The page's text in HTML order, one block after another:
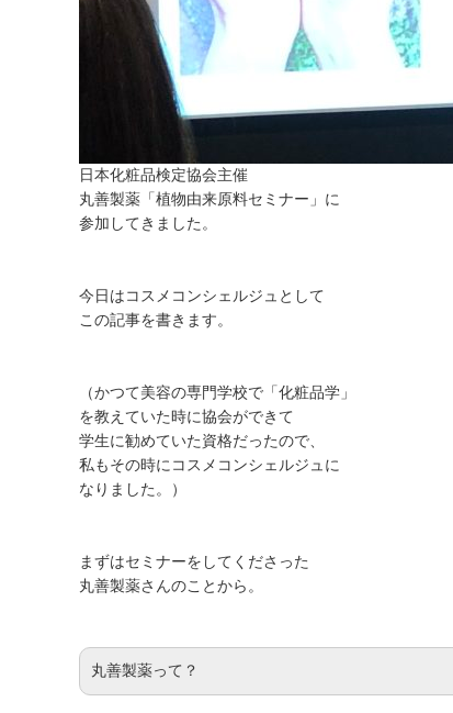
日本化粧品検定協会主催
丸善製薬「植物由来原料セミナー」に
参加してきました。
今日はコスメコンシェルジュとして
この記事を書きます。
（かつて美容の専門学校で「化粧品学」
を教えていた時に協会ができて
学生に勧めていた資格だったので、
私もその時にコスメコンシェルジュに
なりました。）
まずはセミナーをしてくださった
丸善製薬さんのことから。
丸善製薬って？